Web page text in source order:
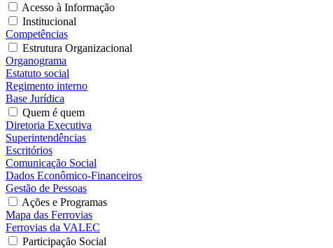
Acesso à Informação
Institucional
Competências
Estrutura Organizacional
Organograma
Estatuto social
Regimento interno
Base Jurídica
Quem é quem
Diretoria Executiva
Superintendências
Escritórios
Comunicação Social
Dados Econômico-Financeiros
Gestão de Pessoas
Ações e Programas
Mapa das Ferrovias
Ferrovias da VALEC
Participação Social